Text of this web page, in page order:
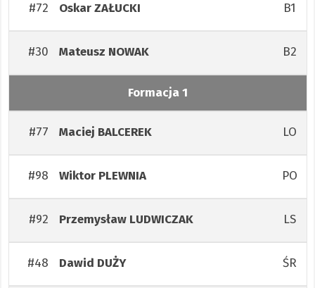
#72 OskarZAŁUCKI B1
#30 Mateusz NOWAK B2
Formacja 1
#77 Maciej BALCEREK LO
#98 Wiktor PLEWNIA PO
#92 Przemysław LUDWICZAK LS
#48 Dawid DUŻY ŚR